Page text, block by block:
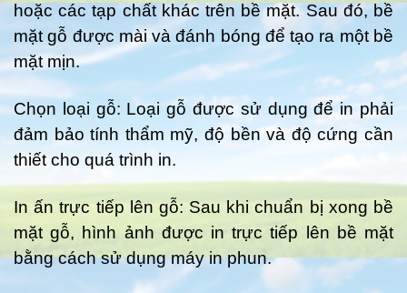
hoặc các tạp chất khác trên bề mặt. Sau đó, bề
mặt gỗ được mài và đánh bóng để tạo ra một bề
mặt mịn.
Chọn loại gỗ: Loại gỗ được sử dụng để in phải
đảm bảo tính thẩm mỹ, độ bền và độ cứng cần
thiết cho quá trình in.
In ấn trực tiếp lên gỗ: Sau khi chuẩn bị xong bề
mặt gỗ, hình ảnh được in trực tiếp lên bề mặt
bằng cách sử dụng máy in phun.